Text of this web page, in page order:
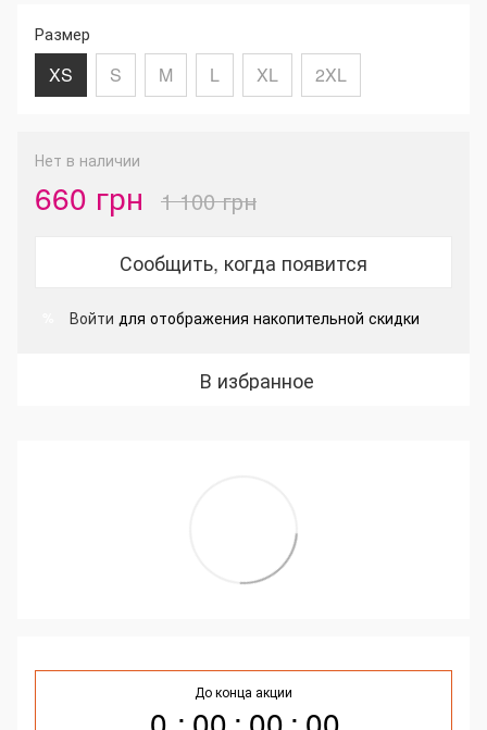
Размер
XS S M L XL 2XL
Нет в наличии
660 грн 1 100 грн
Сообщить, когда появится
Войти для отображения накопительной скидки
В избранное
До конца акции